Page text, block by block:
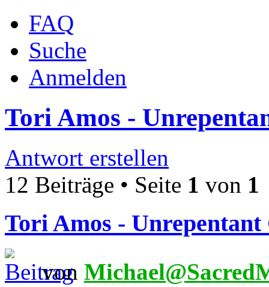
FAQ
Suche
Anmelden
Tori Amos -
Antwort erstellen
12 Beiträge • Seite 1 von 1
Tori Amos - Unrepentant
von